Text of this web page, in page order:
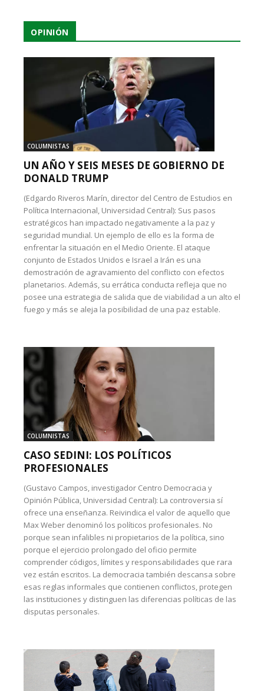
OPINIÓN
COLUMNISTAS
UN AÑO Y SEIS MESES DE GOBIERNO DE
DONALD TRUMP
(Edgardo Riveros Marín, director del Centro de Estudios en
Política Internacional, Universidad Central): Sus pasos
estratégicos han impactado negativamente a la paz y
seguridad mundial. Un ejemplo de ello es la forma de
enfrentar la situación en el Medio Oriente. El ataque
conjunto de Estados Unidos e Israel a Irán es una
demostración de agravamiento del conflicto con efectos
planetarios. Además, su errática conducta refleja que no
posee una estrategia de salida que de viabilidad a un alto el
fuego y más se aleja la posibilidad de una paz estable.
COLUMNISTAS
CASO SEDINI: LOS POLÍTICOS
PROFESIONALES
(Gustavo Campos, investigador Centro Democracia y
Opinión Pública, Universidad Central): La controversia sí
ofrece una enseñanza. Reivindica el valor de aquello que
Max Weber denominó los políticos profesionales. No
porque sean infalibles ni propietarios de la política, sino
porque el ejercicio prolongado del oficio permite
comprender códigos, límites y responsabilidades que rara
vez están escritos. La democracia también descansa sobre
esas reglas informales que contienen conflictos, protegen
las instituciones y distinguen las diferencias políticas de las
disputas personales.